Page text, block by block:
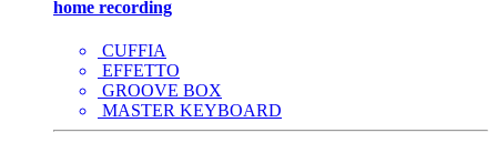
home recording
CUFFIA
EFFETTO
GROOVE BOX
MASTER KEYBOARD